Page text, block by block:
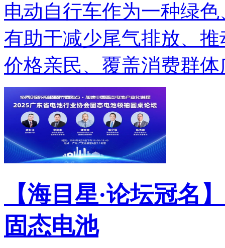
电动自行车作为一种绿
有助于减少尾气排放、
价格亲民、覆盖消费群体
【海目星·论坛冠名
固态电池